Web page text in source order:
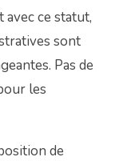
ce statut,
sont
Pas de
les
de